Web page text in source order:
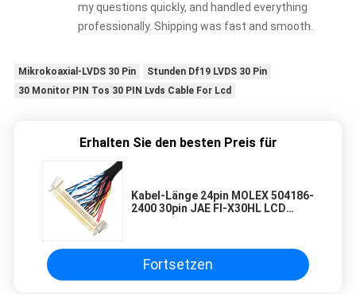
my questions quickly, and handled everything
professionally. Shipping was fast and smooth.
Mikrokoaxial-LVDS 30 Pin
Stunden Df19 LVDS 30 Pin
30 Monitor PIN Tos 30 PIN Lvds Cable For Lcd
Erhalten Sie den besten Preis für
Kabel-Länge 24pin MOLEX 504186-
2400 30pin JAE FI-X30HL LCD
Fortsetzen